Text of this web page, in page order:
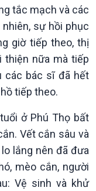
tắc mạch và các
sự hồi phục
giờ tiếp theo, thị
thiện nữa mà tiếp
các bác sĩ đã hết
tiếp theo.
ở Phú Thọ bất
Vết cắn sâu và
lắng nên đã đưa
mèo cắn, người
Vệ sinh và khử